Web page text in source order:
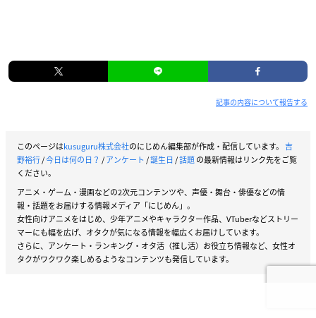
記事の内容について報告する
このページはkusuguru株式会社のにじめん編集部が作成・配信しています。 吉
野裕行/今日は何の日？ /アンケート /誕生日/話題の最新情報はリンク先をご覧
ください。
アニメ・ゲーム・漫画などの2次元コンテンツや、声優・舞台・俳優などの情
報・話題をお届けする情報メディア「にじめん」。
女性向けアニメをはじめ、少年アニメやキャラクター作品、VTuberなどストリー
マーにも幅を広げ、オタクが気になる情報を幅広くお届けしています。
さらに、アンケート・ランキング・オタ活（推し活）お役立ち情報など、女性オ
タクがワクワク楽しめるようなコンテンツも発信しています。